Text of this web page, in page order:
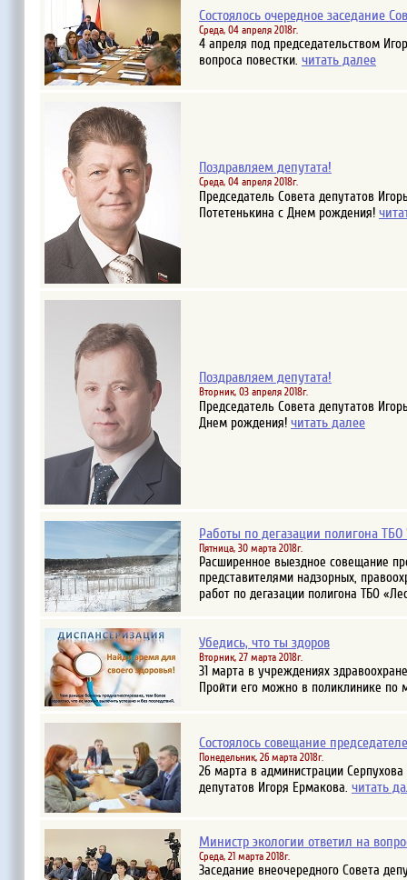
Состоялось очередное заседание
Среда, 04 апреля 2018г.
4 апреля под председательством
вопроса повестки. читать далее
Поздравляем депутата!
Среда, 04 апреля 2018г.
Председатель Совета депутатов
Потетенькина с Днем рождения!
Поздравляем депутата!
Вторник, 03 апреля 2018г.
Председатель Совета депутатов
Днем рождения! читать далее
Работы по дегазации полигона
Пятница, 30 марта 2018г.
Расширенное выездное совещание
представителями надзорных,
работ по дегазации полигона ТБО
Убедись, что ты здоров
Вторник, 27 марта 2018г.
31 марта в учреждениях
Пройти его можно в поликлинике по
Состоялось совещание
Понедельник, 26 марта 2018г.
26 марта в администрации
депутатов Игоря Ермакова. читать
Министр экологии ответил на
Среда, 21 марта 2018г.
Заседание внеочередного Совета